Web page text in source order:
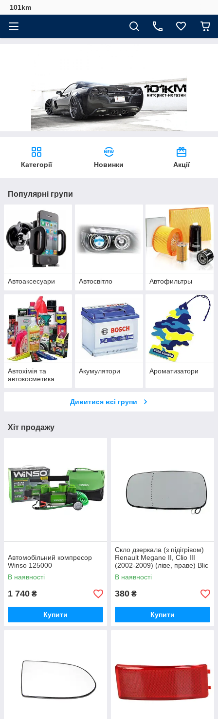
101km
Категорії Новинки Акції
Популярні групи
Автоаксесуари Автосвітло Автофильтры
Автохімія та
автокосметика
Акумулятори Ароматизатори
Дивитися всі групи
Хіт продажу
Автомобільний компресор
Winso 125000
В наявності
1 740 ₴
Купити
Скло дзеркала (з підігрівом)
Renault Megane II, Clio III
(2002-2009) (ліве, праве) Blic
В наявності
380 ₴
Купити